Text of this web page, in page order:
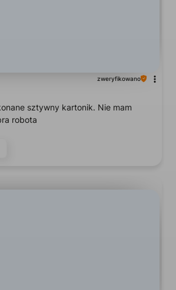
zweryfikowano
sztywny kartonik. Nie mam
robota